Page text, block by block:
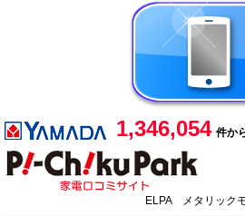
1,346,054 件か
ELPA メタリック